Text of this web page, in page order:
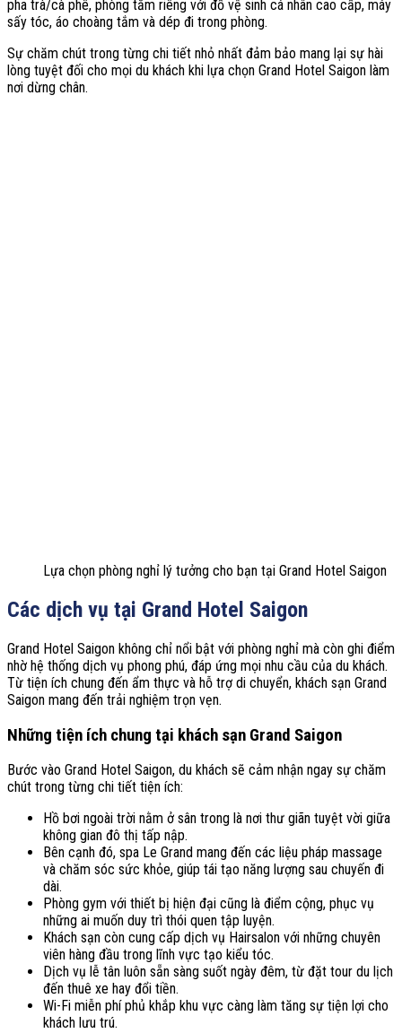
pha trà/cà phê, phòng tắm riêng với đồ vệ sinh cá nhân cao cấp, máy
sấy tóc, áo choàng tắm và dép đi trong phòng.
Sự chăm chút trong từng chi tiết nhỏ nhất đảm bảo mang lại sự hài
lòng tuyệt đối cho mọi du khách khi lựa chọn Grand Hotel Saigon làm
nơi dừng chân.
Lựa chọn phòng nghỉ lý tưởng cho bạn tại Grand Hotel Saigon
Các dịch vụ tại Grand Hotel Saigon
Grand Hotel Saigon không chỉ nổi bật với phòng nghỉ mà còn ghi điểm
nhờ hệ thống dịch vụ phong phú, đáp ứng mọi nhu cầu của du khách.
Từ tiện ích chung đến ẩm thực và hỗ trợ di chuyển, khách sạn Grand
Saigon mang đến trải nghiệm trọn vẹn.
Những tiện ích chung tại khách sạn Grand Saigon
Bước vào Grand Hotel Saigon, du khách sẽ cảm nhận ngay sự chăm
chút trong từng chi tiết tiện ích:
Hồ bơi ngoài trời nằm ở sân trong là nơi thư giãn tuyệt vời giữa
không gian đô thị tấp nập.
Bên cạnh đó, spa Le Grand mang đến các liệu pháp massage
và chăm sóc sức khỏe, giúp tái tạo năng lượng sau chuyến đi
dài.
Phòng gym với thiết bị hiện đại cũng là điểm cộng, phục vụ
những ai muốn duy trì thói quen tập luyện.
Khách sạn còn cung cấp dịch vụ Hairsalon với những chuyên
viên hàng đầu trong lĩnh vực tạo kiểu tóc.
Dịch vụ lễ tân luôn sẵn sàng suốt ngày đêm, từ đặt tour du lịch
đến thuê xe hay đổi tiền.
Wi-Fi miễn phí phủ khắp khu vực càng làm tăng sự tiện lợi cho
khách lưu trú.